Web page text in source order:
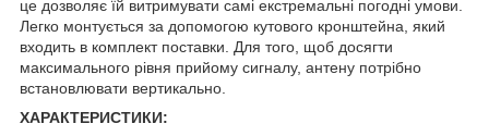
це дозволяє їй витримувати самі екстремальні погодні умови.
Легко монтується за допомогою кутового кронштейна, який
входить в комплект поставки. Для того, щоб досягти
максимального рівня прийому сигналу, антену потрібно
встановлювати вертикально.
ХАРАКТЕРИСТИКИ: